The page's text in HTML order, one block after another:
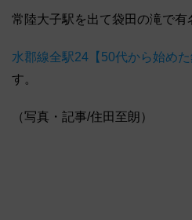
常陸大子駅を出て袋田の滝で有
水郡線全駅24【50代から始め
す。
（写真・記事/住田至朗）